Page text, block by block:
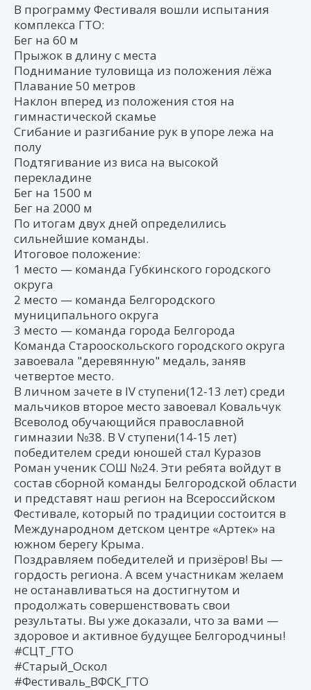
В программу Фестиваля вошли испытания
комплекса ГТО:
Бег на 60 м
Прыжок в длину с места
Поднимание туловища из положения лёжа
Плавание 50 метров
Наклон вперед из положения стоя на
гимнастической скамье
Сгибание и разгибание рук в упоре лежа на
полу
Подтягивание из виса на высокой
перекладине
Бег на 1500 м
Бег на 2000 м
По итогам двух дней определились
сильнейшие команды.
Итоговое положение:
1 место — команда Губкинского городского
округа
2 место — команда Белгородского
муниципального округа
3 место — команда города Белгорода
Команда Старооскольского городского округа
завоевала "деревянную" медаль, заняв
четвертое место.
В личном зачете в IV ступени(12-13 лет) среди
мальчиков второе место завоевал Ковальчук
Всеволод обучающийся православной
гимназии №38. В V ступени(14-15 лет)
победителем среди юношей стал Куразов
Роман ученик СОШ №24. Эти ребята войдут в
состав сборной команды Белгородской области
и представят наш регион на Всероссийском
Фестивале, который по традиции состоится в
Международном детском центре «Артек» на
южном берегу Крыма.
Поздравляем победителей и призёров! Вы —
гордость региона. А всем участникам желаем
не останавливаться на достигнутом и
продолжать совершенствовать свои
результаты. Вы уже доказали, что за вами —
здоровое и активное будущее Белгородчины!
#СЦТ_ГТО
#Старый_Оскол
#Фестиваль_ВФСК_ГТО